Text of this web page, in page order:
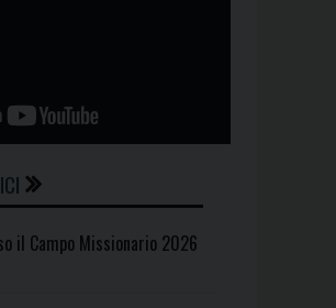
il Campo Missionario 2026